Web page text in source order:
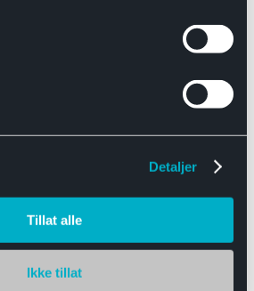
Detaljer
Tillat alle
Ikke tillat